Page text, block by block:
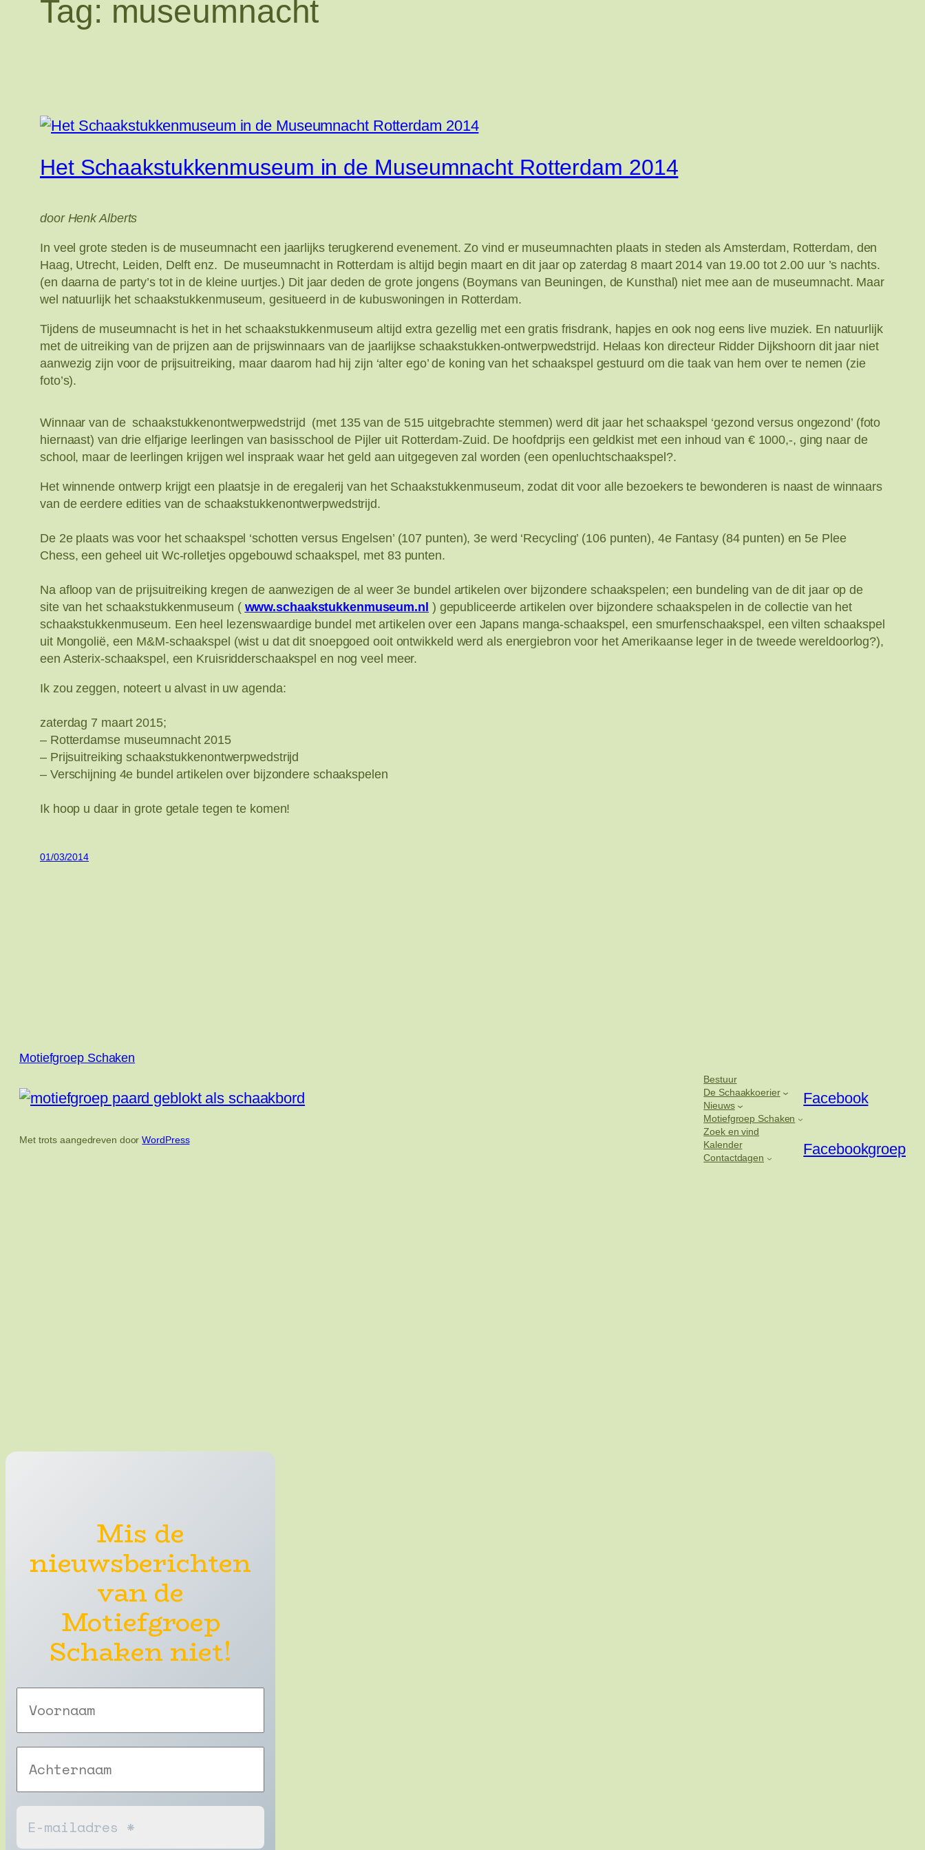
Tag: museumnacht
Het Schaakstukkenmuseum in de Museumnacht Rotterdam 2014
door Henk Alberts
In veel grote steden is de museumnacht een jaarlijks terugkerend evenement. Zo vind er museumnachten plaats in steden als Amsterdam, Rotterdam, den
Haag, Utrecht, Leiden, Delft enz. De museumnacht in Rotterdam is altijd begin maart en dit jaar op zaterdag 8 maart 2014 van 19.00 tot 2.00 uur ’s nachts.
(en daarna de party’s tot in de kleine uurtjes.) Dit jaar deden de grote jongens (Boymans van Beuningen, de Kunsthal) niet mee aan de museumnacht. Maar
wel natuurlijk het schaakstukkenmuseum, gesitueerd in de kubuswoningen in Rotterdam.
Tijdens de museumnacht is het in het schaakstukkenmuseum altijd extra gezellig met een gratis frisdrank, hapjes en ook nog eens live muziek. En natuurlijk
met de uitreiking van de prijzen aan de prijswinnaars van de jaarlijkse schaakstukken-ontwerpwedstrijd. Helaas kon directeur Ridder Dijkshoorn dit jaar niet
aanwezig zijn voor de prijsuitreiking, maar daarom had hij zijn ‘alter ego’ de koning van het schaakspel gestuurd om die taak van hem over te nemen (zie
foto’s).
Winnaar van de schaakstukkenontwerpwedstrijd (met 135 van de 515 uitgebrachte stemmen) werd dit jaar het schaakspel ‘gezond versus ongezond’ (foto
hiernaast) van drie elfjarige leerlingen van basisschool de Pijler uit Rotterdam-Zuid. De hoofdprijs een geldkist met een inhoud van € 1000,-, ging naar de
school, maar de leerlingen krijgen wel inspraak waar het geld aan uitgegeven zal worden (een openluchtschaakspel?.
Het winnende ontwerp krijgt een plaatsje in de eregalerij van het Schaakstukkenmuseum, zodat dit voor alle bezoekers te bewonderen is naast de winnaars
van de eerdere edities van de schaakstukkenontwerpwedstrijd.
De 2e plaats was voor het schaakspel ‘schotten versus Engelsen’ (107 punten), 3e werd ‘Recycling’ (106 punten), 4e Fantasy (84 punten) en 5e Plee
Chess, een geheel uit Wc-rolletjes opgebouwd schaakspel, met 83 punten.
Na afloop van de prijsuitreiking kregen de aanwezigen de al weer 3e bundel artikelen over bijzondere schaakspelen; een bundeling van de dit jaar op de
site van het schaakstukkenmuseum ( www.schaakstukkenmuseum.nl ) gepubliceerde artikelen over bijzondere schaakspelen in de collectie van het
schaakstukkenmuseum. Een heel lezenswaardige bundel met artikelen over een Japans manga-schaakspel, een smurfenschaakspel, een vilten schaakspel
uit Mongolië, een M&M-schaakspel (wist u dat dit snoepgoed ooit ontwikkeld werd als energiebron voor het Amerikaanse leger in de tweede wereldoorlog?),
een Asterix-schaakspel, een Kruisridderschaakspel en nog veel meer.
Ik zou zeggen, noteert u alvast in uw agenda:
zaterdag 7 maart 2015;
– Rotterdamse museumnacht 2015
– Prijsuitreiking schaakstukkenontwerpwedstrijd
– Verschijning 4e bundel artikelen over bijzondere schaakspelen
Ik hoop u daar in grote getale tegen te komen!
01/03/2014
Motiefgroep Schaken
Met trots aangedreven doorWordPress
Bestuur
De Schaakkoerier
Nieuws
Motiefgroep Schaken
Zoek en vind
Kalender
Contactdagen
Facebook
Facebookgroep
Mis de
nieuwsberichten
van de
Motiefgroep
Schaken niet!